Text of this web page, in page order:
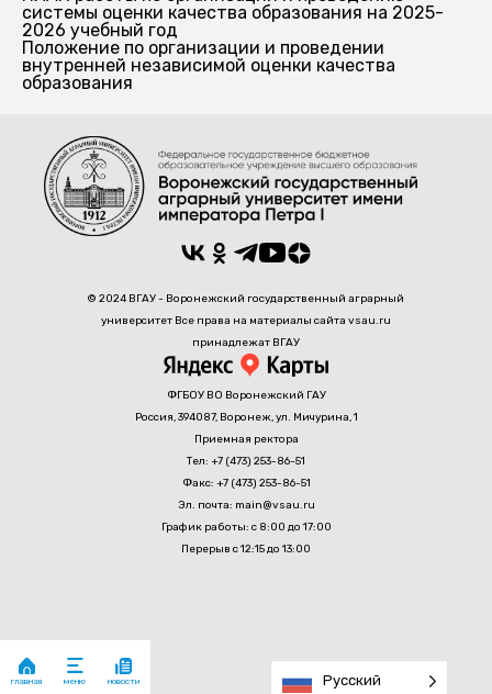
главная меню новости
системы оценки качества образования на 2025-
2026 учебный год
Положение по организации и проведении
внутренней независимой оценки качества
образования
© 2024 ВГАУ - Воронежский государственный аграрный
университет Все права на материалы сайта vsau.ru
принадлежат ВГАУ
ФГБОУ ВО Воронежский ГАУ
Россия, 394087, Воронеж, ул. Мичурина, 1
Приемная ректора
Тел: +7 (473) 253-86-51
Факс: +7 (473) 253-86-51
Эл. почта: main@vsau.ru
График работы: с 8:00 до 17:00
Перерыв с 12:15 до 13:00
Русский